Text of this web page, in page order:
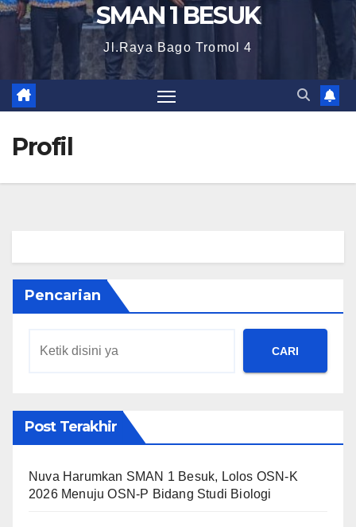
SMAN 1 BESUK
Jl.Raya Bago Tromol 4
Profil
Pencarian
CARI
Post Terakhir
Nuva Harumkan SMAN 1 Besuk, Lolos OSN-K
2026 Menuju OSN-P Bidang Studi Biologi